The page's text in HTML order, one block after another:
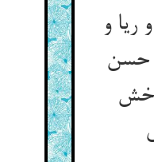
ریا و
حسن